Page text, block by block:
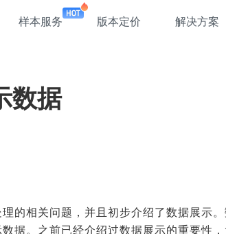
样本服务 版本定价 解决方案
数据
的相关问题，并且初步介绍了数据展示
据。之前已经介绍过数据展示的重要性